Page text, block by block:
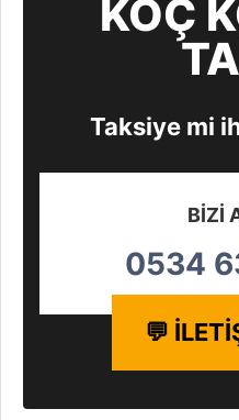
KOÇ
Taksiye mi
BİZİ
0534
💬